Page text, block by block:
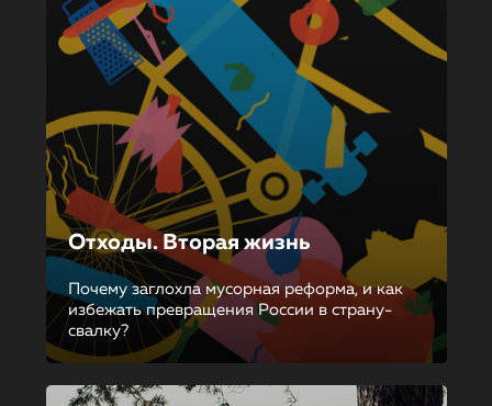
Отходы. Вторая жизнь
Почему заглохла мусорная реформа, и как
избежать превращения России в страну-
свалку?